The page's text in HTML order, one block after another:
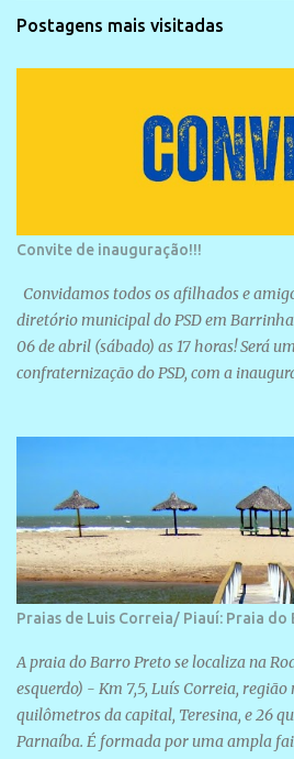
Postagens mais visitadas
Convite de inauguração!!!
Convidamos todos os afilhados e
diretório municipal do PSD em
06 de abril (sábado) as 17 horas! Será
confraternização do PSD, com a
Praias de Luis Correia/ Piauí: Praia
A praia do Barro Preto se localiza na
esquerdo) - Km 7,5, Luís Correia, região
quilômetros da capital, Teresina, e 26
Parnaíba. É formada por uma ampla